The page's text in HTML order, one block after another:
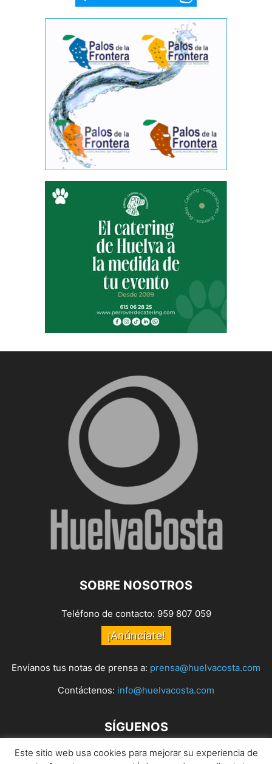
SOBRE NOSOTROS
Teléfono de contacto: 959 807 059
¡Anúnciate!
Envíanos tus notas de prensa a: prensa@huelvacosta.com
Contáctenos: info@huelvacosta.com
SÍGUENOS
Este sitio web usa cookies para mejorar su experiencia de